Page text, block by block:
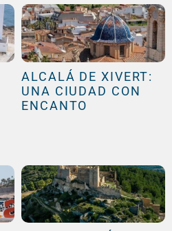
ALCALÁ DE XIVERT:
UNA CIUDAD CON
ENCANTO